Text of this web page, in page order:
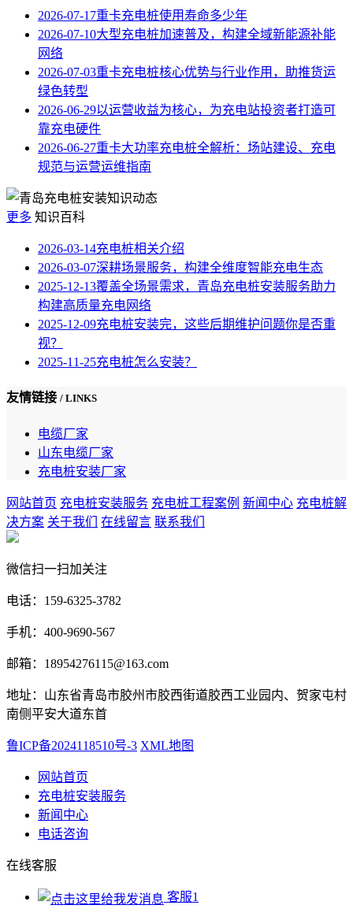
2026-07-17重卡充电桩使用寿命多少年
2026-07-10大型充电桩加速普及，构建全域新能源补能
网络
2026-07-03重卡充电桩核心优势与行业作用，助推货运
绿色转型
2026-06-29以运营收益为核心，为充电站投资者打造可
靠充电硬件
2026-06-27重卡大功率充电桩全解析：场站建设、充电
规范与运营运维指南
更多 知识百科
2026-03-14充电桩相关介绍
2026-03-07深耕场景服务，构建全维度智能充电生态
2025-12-13覆盖全场景需求，青岛充电桩安装服务助力
构建高质量充电网络
2025-12-09充电桩安装完，这些后期维护问题你是否重
视？
2025-11-25充电桩怎么安装？
友情链接 / LINKS
电缆厂家
山东电缆厂家
充电桩安装厂家
网站首页 充电桩安装服务 充电桩工程案例 新闻中心 充电桩解
决方案 关于我们 在线留言 联系我们
微信扫一扫加关注
电话：159-6325-3782
手机：400-9690-567
邮箱：18954276115@163.com
地址：山东省青岛市胶州市胶西街道胶西工业园内、贺家屯村
南侧平安大道东首
鲁ICP备2024118510号-3 XML地图
网站首页
充电桩安装服务
新闻中心
电话咨询
在线客服
客服1